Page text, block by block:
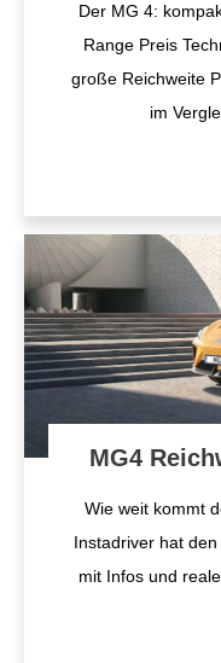
Der MG 4:
Range Preis
große Reichweite
im
MG4
Wie weit kommt
Instadriver hat
mit Infos und